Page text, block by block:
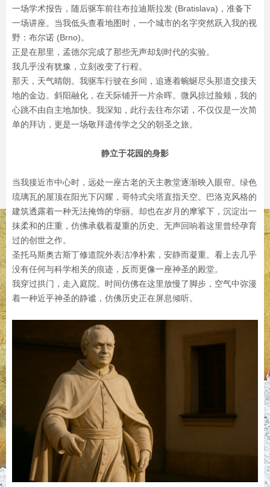
一场学术报告，随后驱车前往布拉迪斯拉发 (Bratislava)，准备下
一场讲座。当我低头查看地图时，一个城市的名字突然跃入我的视
野：布尔诺 (Brno)。
正是在那里，孟德尔完成了那些无声却划时代的实验。
我几乎没有犹豫，立刻改变了行程。
那天，天气晴朗。我驱车行驶在乡间，追逐着蜿蜒尽头那道交接天
地的金边。斜阳融化，在天际铺开一片余晖。微风掠过脸颊，我的
心跳不由自主地加快。我深知，此行去往布尔诺，不仅仅是一次简
单的拜访，更是一场敬拜遗传学之父的朝圣之旅。
静立于花园的身影
当我接近市中心时，远处一座古老的天主教堂逐渐映入眼帘。绿色
琉璃瓦的屋顶在阳光下闪耀，哥特式尖塔直指天空。巴洛克风格的
建筑透露着一种无法掩饰的华丽。却也在岁月的摩挲下，沉淀出一
抹柔和的庄重，仿佛承载着凝重的历史、无声回响着这里曾经孕育
过的创世之作。
圣托马斯奥古斯丁修道院外表洁净朴素，安静而凝重。看上去几乎
没有任何与科学相关的痕迹，反而更像一座神圣的殿堂。
我穿过拱门，走入庭院。时间仿佛在这里放慢了脚步，空气中弥漫
着一种近乎神圣的静谧，仿佛历史正在屏息倾听。